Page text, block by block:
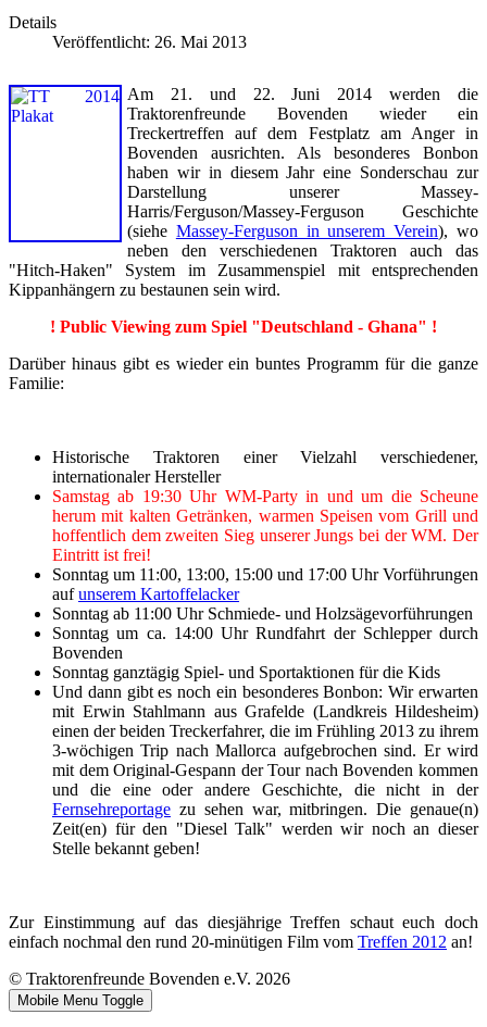
Details
Veröffentlicht: 26. Mai 2013
Am 21. und 22. Juni 2014 werden die
Traktorenfreunde Bovenden wieder ein
Treckertreffen auf dem Festplatz am Anger in
Bovenden ausrichten. Als besonderes Bonbon
haben wir in diesem Jahr eine Sonderschau zur
Darstellung unserer Massey-
Harris/Ferguson/Massey-Ferguson Geschichte
(siehe Massey-Ferguson in unserem Verein), wo
neben den verschiedenen Traktoren auch das
"Hitch-Haken" System im Zusammenspiel mit entsprechenden
Kippanhängern zu bestaunen sein wird.
! Public Viewing zum Spiel "Deutschland - Ghana" !
Darüber hinaus gibt es wieder ein buntes Programm für die ganze
Familie:
Historische Traktoren einer Vielzahl verschiedener,
internationaler Hersteller
Samstag ab 19:30 Uhr WM-Party in und um die Scheune
herum mit kalten Getränken, warmen Speisen vom Grill und
hoffentlich dem zweiten Sieg unserer Jungs bei der WM. Der
Eintritt ist frei!
Sonntag um 11:00, 13:00, 15:00 und 17:00 Uhr Vorführungen
aufunserem Kartoffelacker
Sonntag ab 11:00 Uhr Schmiede- und Holzsägevorführungen
Sonntag um ca. 14:00 Uhr Rundfahrt der Schlepper durch
Bovenden
Sonntag ganztägig Spiel- und Sportaktionen für die Kids
Und dann gibt es noch ein besonderes Bonbon: Wir erwarten
mit Erwin Stahlmann aus Grafelde (Landkreis Hildesheim)
einen der beiden Treckerfahrer, die im Frühling 2013 zu ihrem
3-wöchigen Trip nach Mallorca aufgebrochen sind. Er wird
mit dem Original-Gespann der Tour nach Bovenden kommen
und die eine oder andere Geschichte, die nicht in der
Fernsehreportage zu sehen war, mitbringen. Die genaue(n)
Zeit(en) für den "Diesel Talk" werden wir noch an dieser
Stelle bekannt geben!
Zur Einstimmung auf das diesjährige Treffen schaut euch doch
einfach nochmal den rund 20-minütigen Film vom Treffen 2012 an!
© Traktorenfreunde Bovenden e.V. 2026
Mobile Menu Toggle